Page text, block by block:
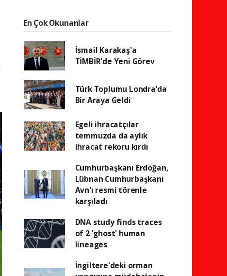
En Çok Okunanlar
İsmail Karakaş'a
TİMBİR'de Yeni Görev
Türk Toplumu Londra’da
Bir Araya Geldi
Egeli ihracatçılar
temmuzda da aylık
ihracat rekoru kırdı
Cumhurbaşkanı Erdoğan,
Lübnan Cumhurbaşkanı
Avn'ı resmi törenle
karşıladı
DNA study finds traces
of 2 'ghost' human
lineages
İngiltere'deki orman